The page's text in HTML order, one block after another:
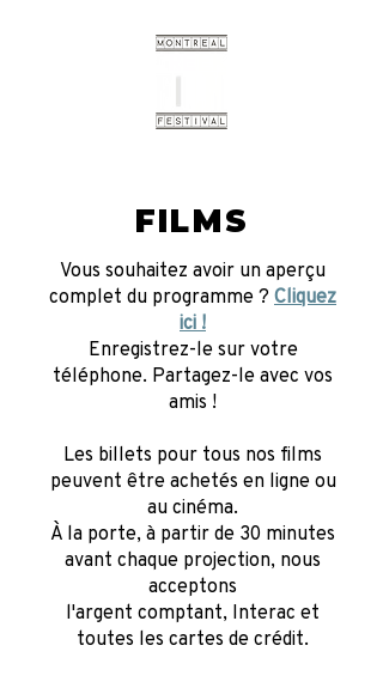
FILMS
Vous souhaitez avoir un aperçu
complet du programme ? Cliquez
ici !
Enregistrez-le sur votre
téléphone. Partagez-le avec vos
amis !
Les billets pour tous nos films
peuvent être achetés en ligne ou
au cinéma.
À la porte, à partir de 30 minutes
avant chaque projection, nous
acceptons
l'argent comptant, Interac et
toutes les cartes de crédit.